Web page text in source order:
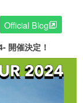
Official Blog
開催決定！